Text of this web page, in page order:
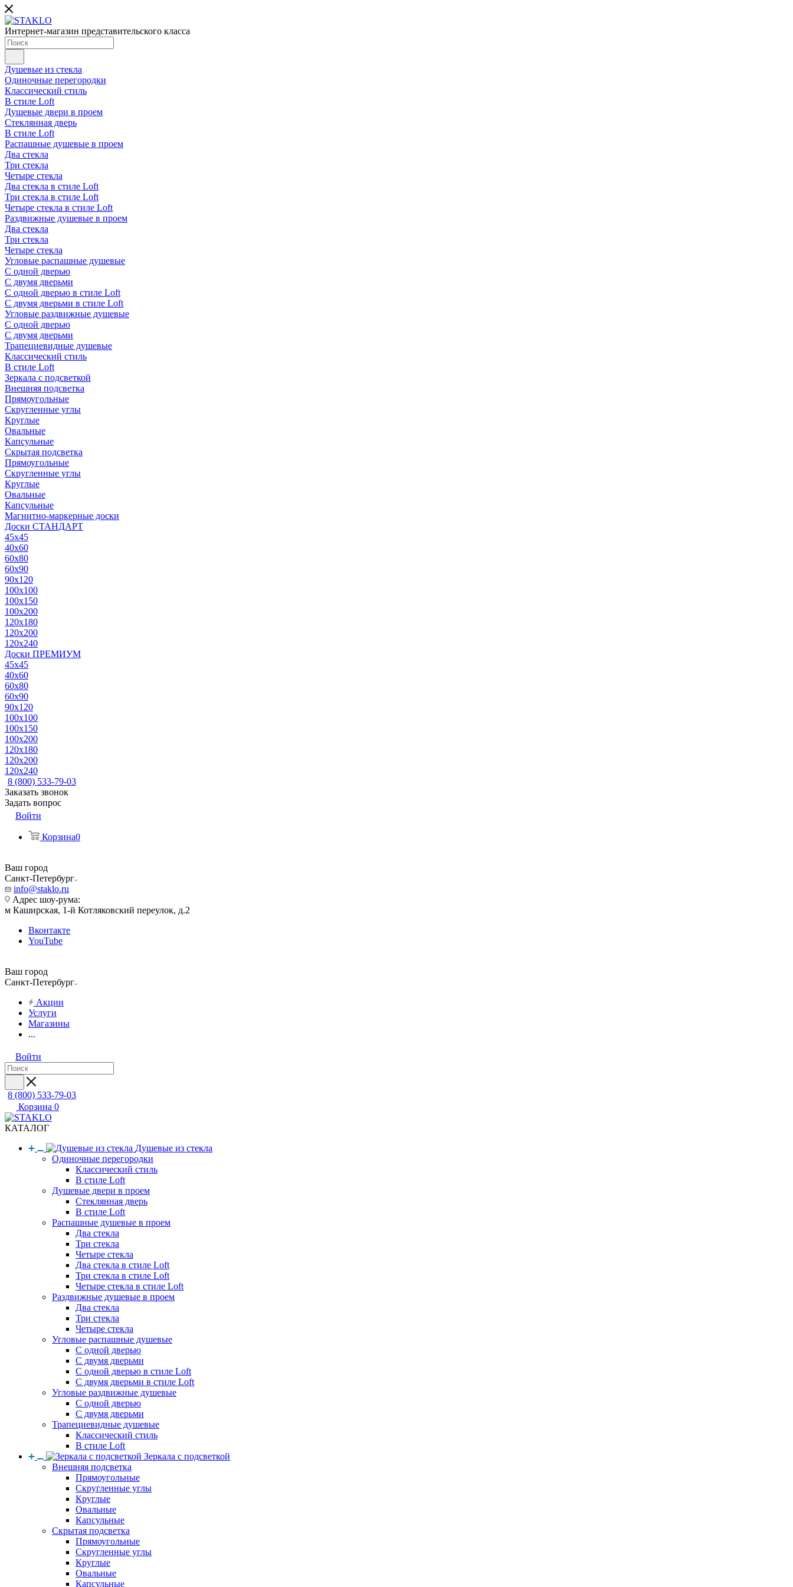
Интернет-магазин представительского класса
Душевые из стекла
Одиночные перегородки
Классический стиль
В стиле Loft
Душевые двери в проем
Стеклянная дверь
В стиле Loft
Распашные душевые в проем
Два стекла
Три стекла
Четыре стекла
Два стекла в стиле Loft
Три стекла в стиле Loft
Четыре стекла в стиле Loft
Раздвижные душевые в проем
Два стекла
Три стекла
Четыре стекла
Угловые распашные душевые
С одной дверью
С двумя дверьми
С одной дверью в стиле Loft
С двумя дверьми в стиле Loft
Угловые раздвижные душевые
С одной дверью
С двумя дверьми
Трапециевидные душевые
Классический стиль
В стиле Loft
Зеркала с подсветкой
Внешняя подсветка
Прямоугольные
Скругленные углы
Круглые
Овальные
Капсульные
Скрытая подсветка
Прямоугольные
Скругленные углы
Круглые
Овальные
Капсульные
Магнитно-маркерные доски
Доски СТАНДАРТ
45x45
40x60
60x80
60x90
90x120
100x100
100x150
100x200
120x180
120x200
120x240
Доски ПРЕМИУМ
45x45
40x60
60x80
60x90
90x120
100x100
100x150
100x200
120x180
120x200
120x240
8 (800) 533-79-03
Заказать звонок
Задать вопрос
Войти
Корзина0
Ваш город
Санкт-Петербург
info@staklo.ru
Адрес шоу-рума:
м Каширская, 1-й Котляковский переулок, д.2
Вконтакте
YouTube
Ваш город
Санкт-Петербург
Акции
Услуги
Магазины
...
Войти
8 (800) 533-79-03
Корзина 0
КАТАЛОГ
Душевые из стекла
Одиночные перегородки
Классический стиль
В стиле Loft
Душевые двери в проем
Стеклянная дверь
В стиле Loft
Распашные душевые в проем
Два стекла
Три стекла
Четыре стекла
Два стекла в стиле Loft
Три стекла в стиле Loft
Четыре стекла в стиле Loft
Раздвижные душевые в проем
Два стекла
Три стекла
Четыре стекла
Угловые распашные душевые
С одной дверью
С двумя дверьми
С одной дверью в стиле Loft
С двумя дверьми в стиле Loft
Угловые раздвижные душевые
С одной дверью
С двумя дверьми
Трапециевидные душевые
Классический стиль
В стиле Loft
Зеркала с подсветкой
Внешняя подсветка
Прямоугольные
Скругленные углы
Круглые
Овальные
Капсульные
Скрытая подсветка
Прямоугольные
Скругленные углы
Круглые
Овальные
Капсульные